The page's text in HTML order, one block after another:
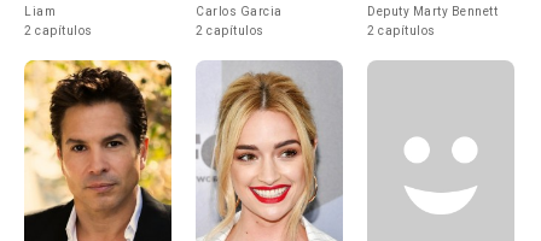
Liam
2 capítulos
Carlos Garcia
2 capítulos
Deputy Marty Bennett
2 capítulos